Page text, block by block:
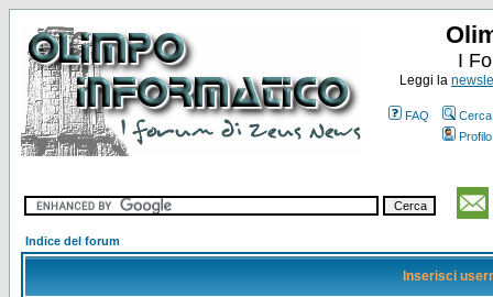
I
Leggi la
FAQ
Cerca
Profilo
Indice del forum
Inserisci